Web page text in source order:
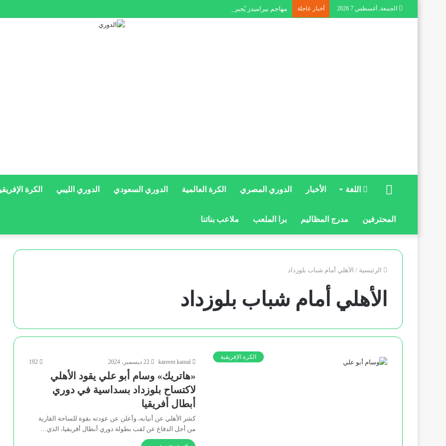
الجمعة, أغسطس 7 2026 أخبار عاجلة مهاجم بيراميدز يُجبر السويحلي الليبي على ضم نجم عالمي
الرئيسيةاللغة الأخبار الدوري المصري الكرة العالمية الدوري السعودي الدوري الليبي الكرة
المحترفين مدرج المظاليم برا الملعب ملاعب بناتنا
الرئيسية / الأهلي أمام شباب بلوزداد
الأهلي أمام شباب بلوزداد
الكرة الإفريقية
kareem kamal 22 ديسمبر، 2024 192
«هاتريك» وسام أبو علي يقود الأهلي
لاكتساح بلوزداد بسداسية في دوري
أبطال أفريقيا
كشر الأهلي عن أنيابه، وأعلن عن عودته بقوة للساحة القارية
من أجل الدفاع عن لقب بطولة دوري أبطال أفريقيا، الذي…